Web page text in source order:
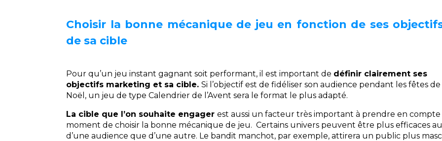
Choisir la bonne mécanique de jeu en fonction de ses
de sa cible
Pour qu’un jeu instant gagnant soit performant, il est important de définir clairement ses
objectifs marketing et sa cible.Si l’objectif est de fidéliser son audience pendant les fêtes de
Noël, un jeu de type Calendrier de l’Avent sera le format le plus adapté.
La cible que l’on souhaite engagerest aussi un facteur très important à prendre en compte
moment de choisir la bonne mécanique de jeu. Certains univers peuvent être plus efficaces
d’une audience que d’une autre. Le bandit manchot, par exemple, attirera un public plus